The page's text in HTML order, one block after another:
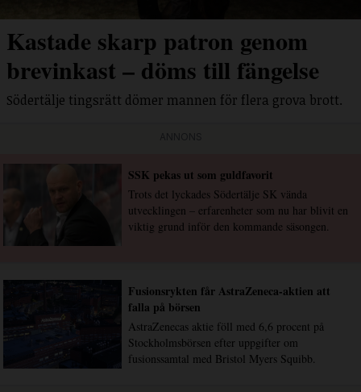
Kastade skarp patron genom
brevinkast – döms till fängelse
Södertälje tingsrätt dömer mannen för flera grova brott.
SSK pekas ut som guldfavorit
Trots det lyckades Södertälje SK vända
utvecklingen – erfarenheter som nu har blivit en
viktig grund inför den kommande säsongen.
Fusionsrykten får AstraZeneca-aktien att
falla på börsen
AstraZenecas aktie föll med 6,6 procent på
Stockholmsbörsen efter uppgifter om
fusionssamtal med Bristol Myers Squibb.